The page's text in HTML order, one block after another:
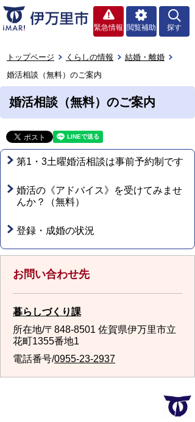
緊急情報 閲覧補助 探す
トップページ くらしの情報
結婚・離婚
婚活相談（無料）のご案内
婚活相談（無料）のご案内
第1・3土曜婚活相談は事前予約制です
婚活の《アドバイス》を受けてみませ
んか？（無料）
登録・成婚の状況
お問い合わせ先
暮らしづくり課
所在地/〒848-8501 佐賀県伊万里市立
花町1355番地1
電話番号/0955-23-2937